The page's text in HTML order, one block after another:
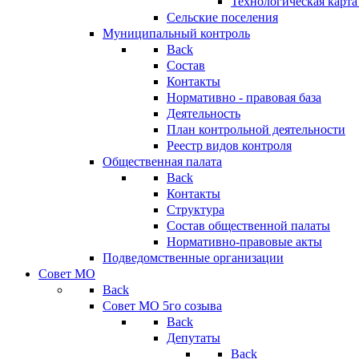
Сельские поселения
Муниципальный контроль
Back
Состав
Контакты
Нормативно - правовая база
Деятельность
План контрольной деятельности
Реестр видов контроля
Общественная палата
Back
Контакты
Структура
Состав общественной палаты
Нормативно-правовые акты
Подведомственные организации
Совет МО
Back
Совет МО 5го созыва
Back
Депутаты
Back